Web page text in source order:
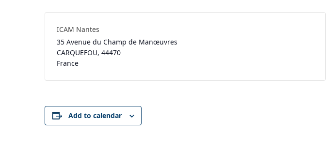
ICAM Nantes
35 Avenue du Champ de Manœuvres
CARQUEFOU, 44470
France
Add to calendar